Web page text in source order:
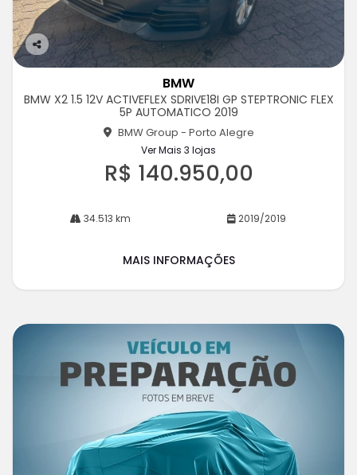
Co
rtil
BMW
BMW X2 1.5 12V ACTIVEFLEX SDRIVE18I GP STEPTRONIC FLEX
5P AUTOMATICO 2019
BMW Group - Porto Alegre
Ver Mais 3 lojas
R$ 140.950,00
34.513 km 2019/2019
MAIS INFORMAÇÕES